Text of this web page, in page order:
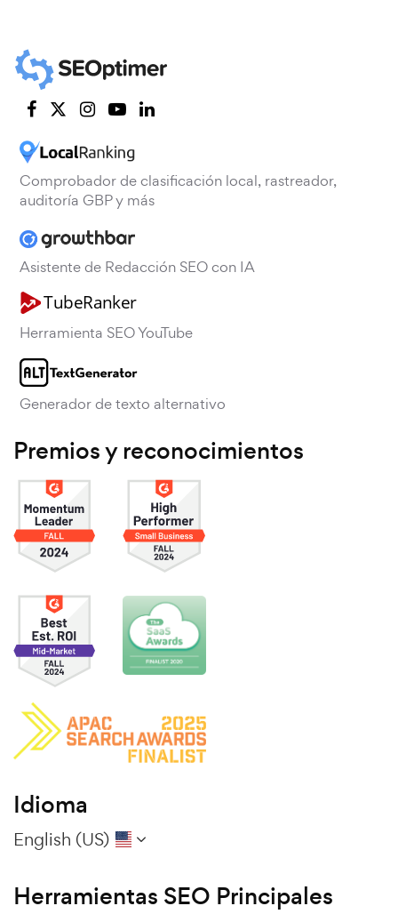
Comprobador de clasificación local, rastreador,
auditoría GBP y más
Asistente de Redacción SEO con IA
Herramienta SEO YouTube
Generador de texto alternativo
Premios y reconocimientos
Idioma
English (US)
Herramientas SEO Principales